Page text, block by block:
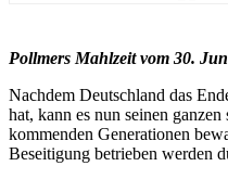
Pollmers Mahlzeit vom 30.
Nachdem Deutschland das
hat, kann es nun seinen
kommenden Generationen
Beseitigung betrieben werden